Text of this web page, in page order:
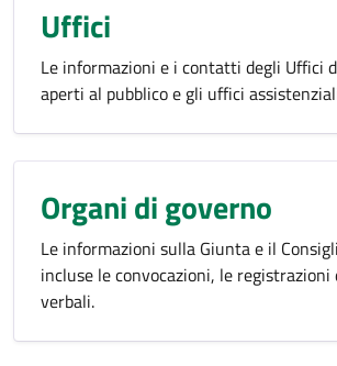
Uffici
Le informazioni e i contatti degli Uffici
aperti al pubblico e gli uffici
Organi di governo
Le informazioni sulla Giunta e il
incluse le convocazioni, le registrazioni
verbali.